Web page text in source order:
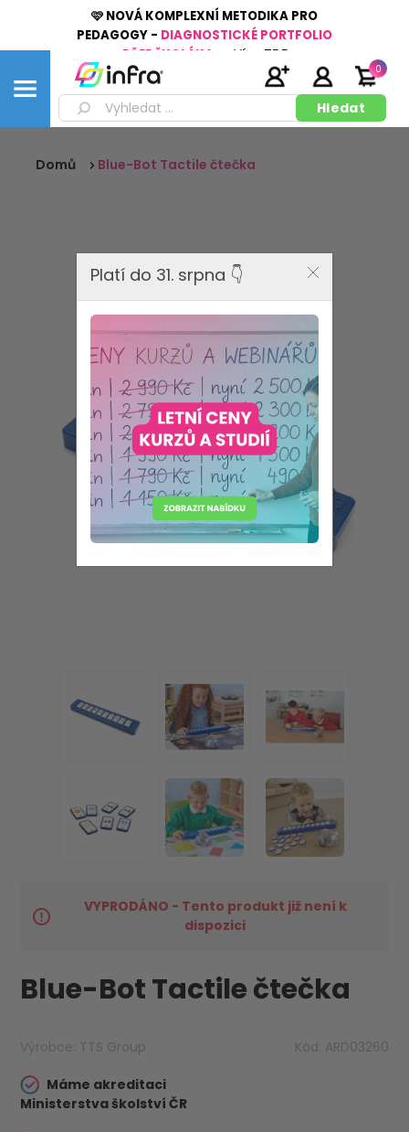
🩷 NOVÁ KOMPLEXNÍ METODIKA PRO
PEDAGOGY - DIAGNOSTICKÉ PORTFOLIO
PŘEDŠKOLÁKA
Více ZDE
0
Domů Blue-Bot Tactile čtečka
VYPRODÁNO - Tento produkt již není k
dispozici
Blue-Bot Tactile čtečka
Výrobce: TTS Group Kód: ARD03260
Máme akreditaci
Ministerstva školství ČR
Platí do 31. srpna 👇